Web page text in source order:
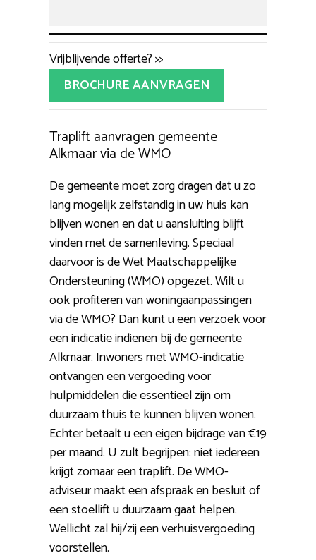
Vrijblijvende offerte? >>
BROCHURE AANVRAGEN
Traplift aanvragen gemeente
Alkmaar via de WMO
De gemeente moet zorg dragen dat u zo
lang mogelijk zelfstandig in uw huis kan
blijven wonen en dat u aansluiting blijft
vinden met de samenleving. Speciaal
daarvoor is de Wet Maatschappelijke
Ondersteuning (WMO) opgezet. Wilt u
ook profiteren van woningaanpassingen
via de WMO? Dan kunt u een verzoek voor
een indicatie indienen bij de gemeente
Alkmaar. Inwoners met WMO-indicatie
ontvangen een vergoeding voor
hulpmiddelen die essentieel zijn om
duurzaam thuis te kunnen blijven wonen.
Echter betaalt u een eigen bijdrage van €19
per maand. U zult begrijpen: niet iedereen
krijgt zomaar een traplift. De WMO-
adviseur maakt een afspraak en besluit of
een stoellift u duurzaam gaat helpen.
Wellicht zal hij/zij een verhuisvergoeding
voorstellen.